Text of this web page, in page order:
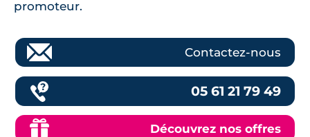
promoteur.
Contactez-nous
05 61 21 79 49
Découvrez nos offres